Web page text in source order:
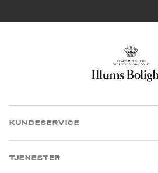
KUNDESERVICE
TJENESTER